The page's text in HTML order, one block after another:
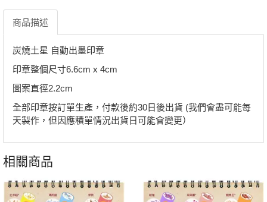
商品描述
炭燒土星 自動出墨印章
印章整個尺寸6.6cm x 4cm
圖案直徑2.2cm
全部印章按訂單生產，付款後約30日後出貨 (我們會盡可能每
天製作，但因應積單情況出貨日可能會變更）
相關商品